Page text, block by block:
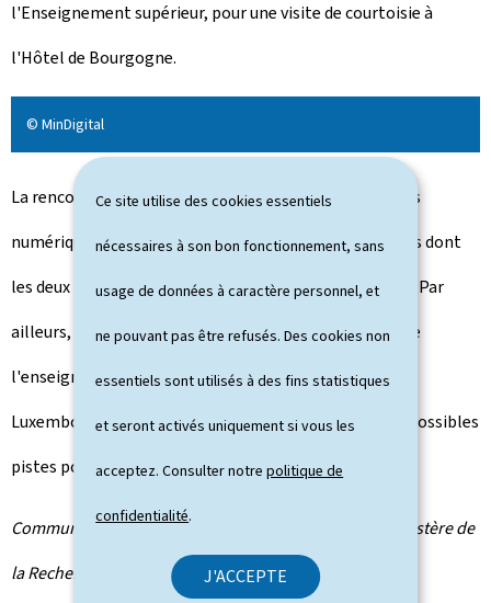
Ce site utilise des cookies essentiels
nécessaires à son bon fonctionnement, sans
usage de données à caractère personnel, et
ne pouvant pas être refusés. Des cookies non
essentiels sont utilisés à des fins statistiques
et seront activés uniquement si vous les
acceptez. Consulter notrepolitique de
confidentialité.
J'ACCEPTE
e
l'Enseignement supérieur, pour une visite de courtoisie à
l'Hôtel de Bourgogne.
© MinDigital
La rencontre a été l'occasion de discuter des stratégies
numériques du Luxembourg et de l'Italie et des moyens dont
les deux pays disposent pour progresser en la matière. Par
ailleurs, la coopération existante dans les domaines de
l'enseignement supérieur et de la recherche entre le
Luxembourg et l'Italie ont été discutées, ainsi que de possibles
pistes pour encore renforcer ces liens.
Communiqué par le ministère de la Digitalisation / ministère de
la Recherche et de l'Enseignement supérieur